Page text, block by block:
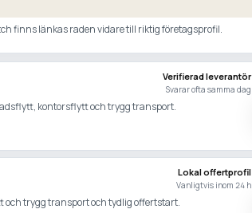
finns länkas raden vidare till riktig företagsprofil.
Verifierad leverantör
Svarar ofta samma dag
kontorsflytt och trygg transport.
Lokal offertprofil
Vanligtvis inom 24 h
och trygg transport och tydlig offertstart.